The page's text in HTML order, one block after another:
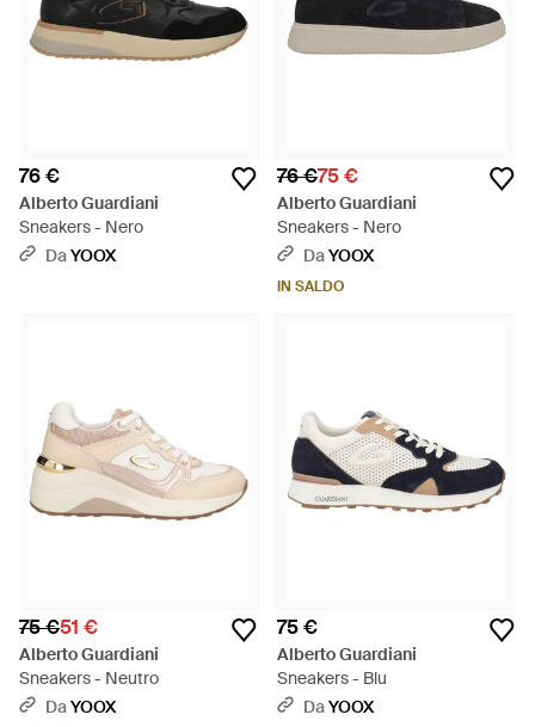
76 €
Alberto Guardiani
Sneakers - Nero
DaYOOX
76 €75 €
Alberto Guardiani
Sneakers - Nero
DaYOOX
IN SALDO
75 €51 €
Alberto Guardiani
Sneakers - Neutro
DaYOOX
75 €
Alberto Guardiani
Sneakers - Blu
DaYOOX